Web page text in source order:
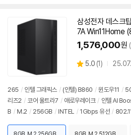
삼성전자 데스
7A Win11Home
1,576,000원
별
5.0 (상
1)
265 / 인텔 그래픽스 / (인텔) B860 / 윈도우11 /
리즈2 / 코어 울트라7 / 애로우레이크 / 인텔 AI
B / M.2 / 256GB / INTEL / 1Gbps 유선 /
/ 미들타워 / 6.66kg 용도: 사무/인강용 / 소